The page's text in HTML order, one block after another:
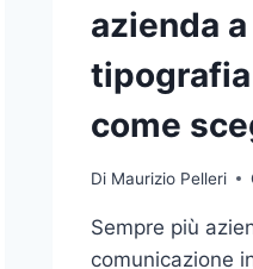
azienda
come
Di Maurizio Pelleri
Sempre più
comunicazione